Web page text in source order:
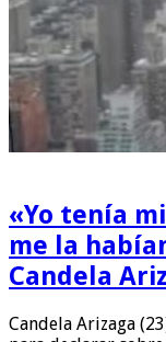
«Yo tenía
me la
Candela
Candela Arizaga